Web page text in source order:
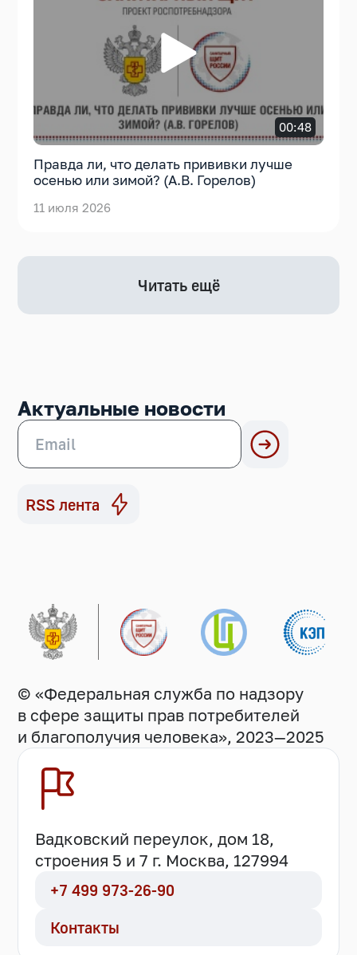
00:48
Правда ли, что делать прививки лучше
осенью или зимой? (А.В. Горелов)
11 июля 2026
Читать ещё
Актуальные новости
RSS лента
© «Федеральная служба по надзору
в сфере защиты прав потребителей
и благополучия человека», 2023—2025
Вадковский переулок, дом 18,
строения 5 и 7 г. Москва, 127994
+7 499 973-26-90
Контакты